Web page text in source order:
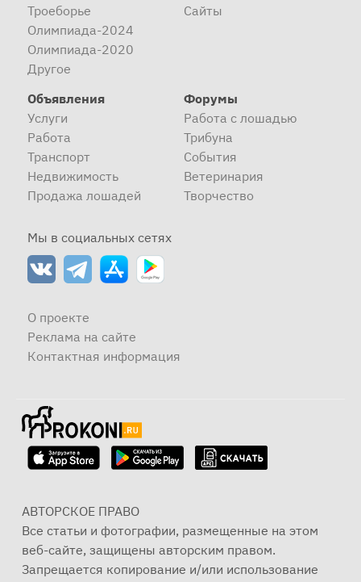
Троеборье
Олимпиада-2024
Олимпиада-2020
Другое
Сайты
Объявления
Услуги
Работа
Транспорт
Недвижимость
Продажа лошадей
Форумы
Работа с лошадью
Трибуна
События
Ветеринария
Творчество
Мы в социальных сетях
О проекте
Реклама на сайте
Контактная информация
АВТОРСКОЕ ПРАВО
Все статьи и фотографии, размещенные на этом
веб-сайте, защищены авторским правом.
Запрещается копирование и/или использование